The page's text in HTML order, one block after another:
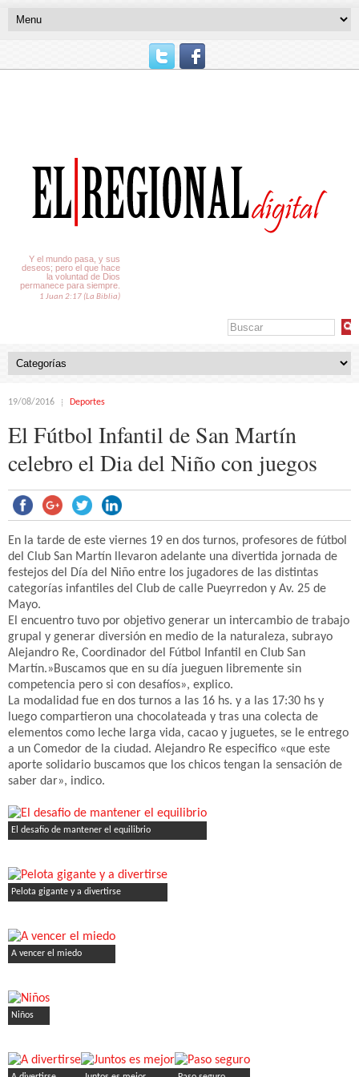
Y el mundo pasa, y sus
deseos; pero el que hace
la voluntad de Dios
permanece para siempre.
1 Juan 2:17 (La Biblia)
19/08/2016 Deportes
El Fútbol Infantil de San Martín
celebro el Dia del Niño con juegos
En la tarde de este viernes 19 en dos turnos, profesores de fútbol
del Club San Martín llevaron adelante una divertida jornada de
festejos del Día del Niño entre los jugadores de las distintas
categorías infantiles del Club de calle Pueyrredon y Av. 25 de
Mayo.
El encuentro tuvo por objetivo generar un intercambio de trabajo
grupal y generar diversión en medio de la naturaleza, subrayo
Alejandro Re, Coordinador del Fútbol Infantil en Club San
Martín.»Buscamos que en su día jueguen libremente sin
competencia pero si con desafíos», explico.
La modalidad fue en dos turnos a las 16 hs. y a las 17:30 hs y
luego compartieron una chocolateada y tras una colecta de
elementos como leche larga vida, cacao y juguetes, se le entrego
a un Comedor de la ciudad. Alejandro Re especifico «que este
aporte solidario buscamos que los chicos tengan la sensación de
saber dar», indico.
El desafio de mantener el equilibrio
Pelota gigante y a divertirse
A vencer el miedo
Niños